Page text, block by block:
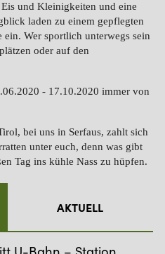
und Kleinigkeiten und eine
laden zu einem gepflegten
Wer sportlich unterwegs sein
oder auf den
- 17.10.2020 immer von
bei uns in Serfaus, zahlt sich
unter euch, denn was gibt
Tag ins kühle Nass zu hüpfen.
AKTUELL